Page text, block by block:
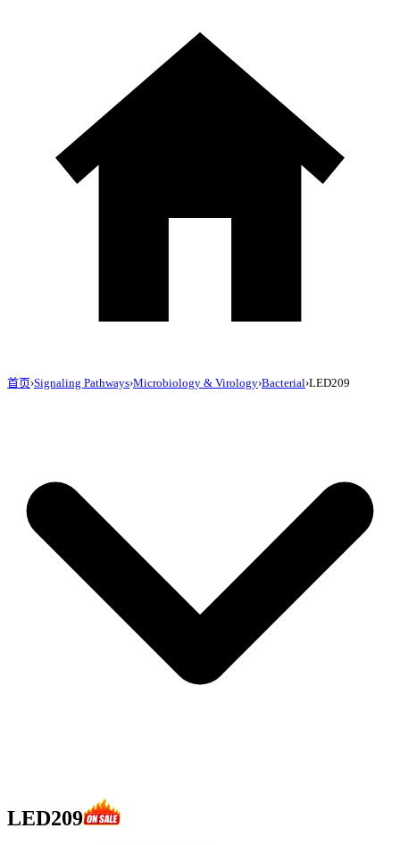
首页›Signaling Pathways›Microbiology & Virology›Bacterial›LED209
LED209